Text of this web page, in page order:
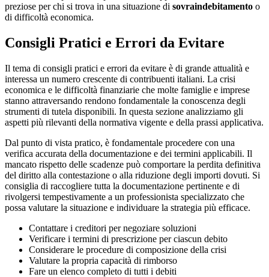
preziose per chi si trova in una situazione di sovraindebitamento o
di difficoltà economica.
Consigli Pratici e Errori da Evitare
Il tema di consigli pratici e errori da evitare è di grande attualità e
interessa un numero crescente di contribuenti italiani. La crisi
economica e le difficoltà finanziarie che molte famiglie e imprese
stanno attraversando rendono fondamentale la conoscenza degli
strumenti di tutela disponibili. In questa sezione analizziamo gli
aspetti più rilevanti della normativa vigente e della prassi applicativa.
Dal punto di vista pratico, è fondamentale procedere con una
verifica accurata della documentazione e dei termini applicabili. Il
mancato rispetto delle scadenze può comportare la perdita definitiva
del diritto alla contestazione o alla riduzione degli importi dovuti. Si
consiglia di raccogliere tutta la documentazione pertinente e di
rivolgersi tempestivamente a un professionista specializzato che
possa valutare la situazione e individuare la strategia più efficace.
Contattare i creditori per negoziare soluzioni
Verificare i termini di prescrizione per ciascun debito
Considerare le procedure di composizione della crisi
Valutare la propria capacità di rimborso
Fare un elenco completo di tutti i debiti